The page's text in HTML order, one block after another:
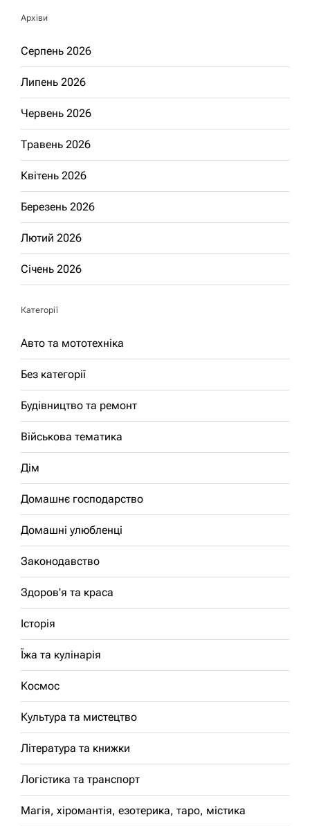
Архіви
Серпень 2026
Липень 2026
Червень 2026
Травень 2026
Квітень 2026
Березень 2026
Лютий 2026
Січень 2026
Категорії
Авто та мототехніка
Без категорії
Будівництво та ремонт
Військова тематика
Дім
Домашнє господарство
Домашні улюбленці
Законодавство
Здоров'я та краса
Історія
Їжа та кулінарія
Космос
Культура та мистецтво
Література та книжки
Логістика та транспорт
Магія, хіромантія, езотерика, таро, містика